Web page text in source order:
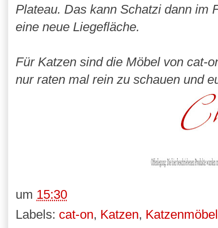
Plateau. Das kann Schatzi dann im
eine neue Liegefläche.
Für Katzen sind die Möbel von cat-
nur raten mal rein zu schauen und
um 15:30
Labels: cat-on, Katzen, Katzenmöbel